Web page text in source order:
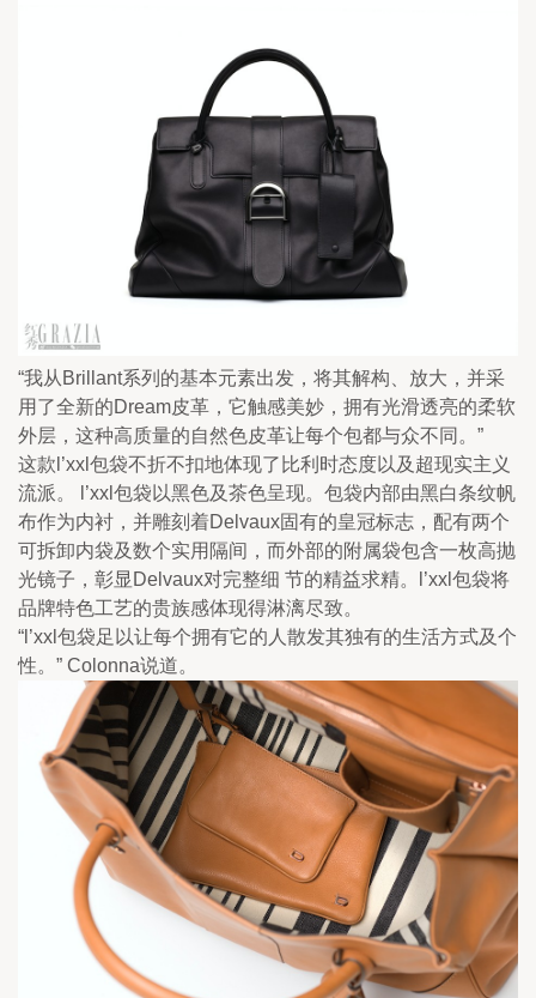
“我从Brillant系列的基本元素出发，将其解构、放大，并采
用了全新的Dream皮革，它触感美妙，拥有光滑透亮的柔软
外层，这种高质量的自然色皮革让每个包都与众不同。”
这款l’xxl包袋不折不扣地体现了比利时态度以及超现实主义
流派。 l’xxl包袋以黑色及茶色呈现。包袋内部由黑白条纹帆
布作为内衬，并雕刻着Delvaux固有的皇冠标志，配有两个
可拆卸内袋及数个实用隔间，而外部的附属袋包含一枚高抛
光镜子，彰显Delvaux对完整细 节的精益求精。l’xxl包袋将
品牌特色工艺的贵族感体现得淋漓尽致。
“l’xxl包袋足以让每个拥有它的人散发其独有的生活方式及个
性。” Colonna说道。